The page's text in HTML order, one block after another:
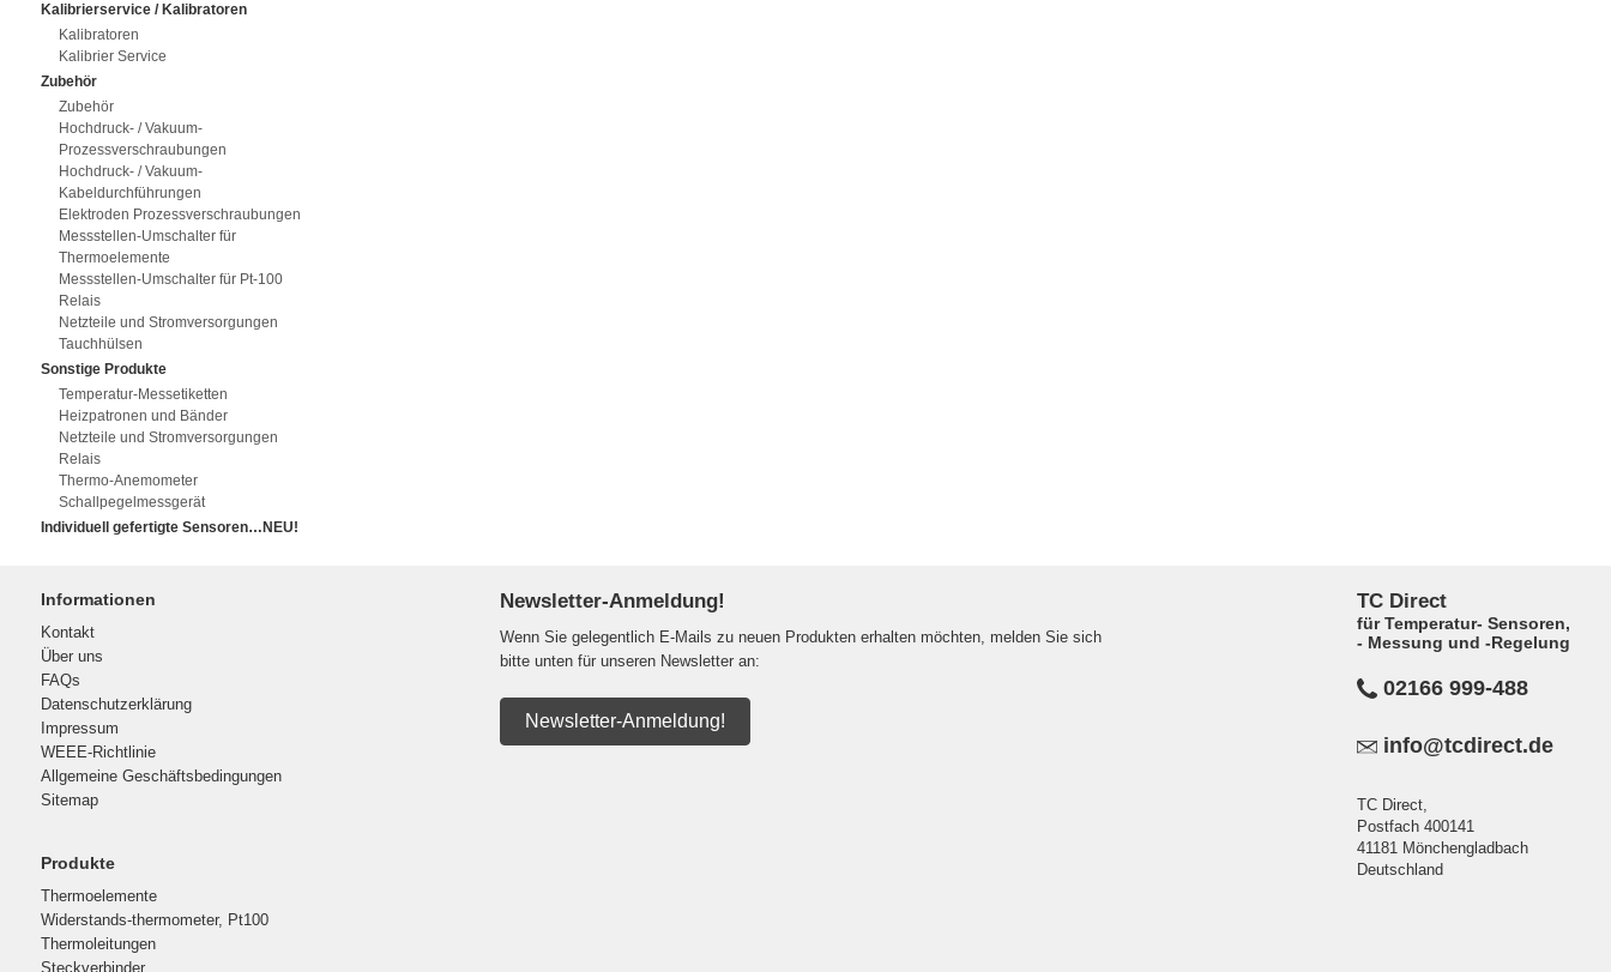
Kalibrierservice / Kalibratoren
Kalibratoren
Kalibrier Service
Zubehör
Zubehör
Hochdruck- / Vakuum-
Prozessverschraubungen
Hochdruck- / Vakuum-
Kabeldurchführungen
Elektroden Prozessverschraubungen
Messstellen-Umschalter für
Thermoelemente
Messstellen-Umschalter für Pt-100
Relais
Netzteile und Stromversorgungen
Tauchhülsen
Sonstige Produkte
Temperatur-Messetiketten
Heizpatronen und Bänder
Netzteile und Stromversorgungen
Relais
Thermo-Anemometer
Schallpegelmessgerät
Individuell gefertigte Sensoren…NEU!
Informationen
Kontakt
Über uns
FAQs
Datenschutzerklärung
Impressum
WEEE-Richtlinie
Allgemeine Geschäftsbedingungen
Sitemap
Produkte
Thermoelemente
Widerstands-thermometer, Pt100
Thermoleitungen
Steckverbinder
Newsletter-Anmeldung!
Wenn Sie gelegentlich E-Mails zu neuen Produkten erhalten möchten, melden Sie sich
bitte unten für unseren Newsletter an:
Newsletter-Anmeldung!
TC Direct
für Temperatur- Sensoren,
- Messung und -Regelung
02166 999-488
info@tcdirect.de
TC Direct,
Postfach 400141
41181 Mönchengladbach
Deutschland